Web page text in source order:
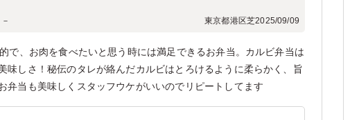
－ 東京都港区芝2025/09/09
で、お肉を食べたいと思う時には満足できるお弁当。カルビ弁当は
味しさ！秘伝のタレが絡んだカルビはとろけるように柔らかく、旨
弁当も美味しくスタッフウケがいいのでリピートしてます